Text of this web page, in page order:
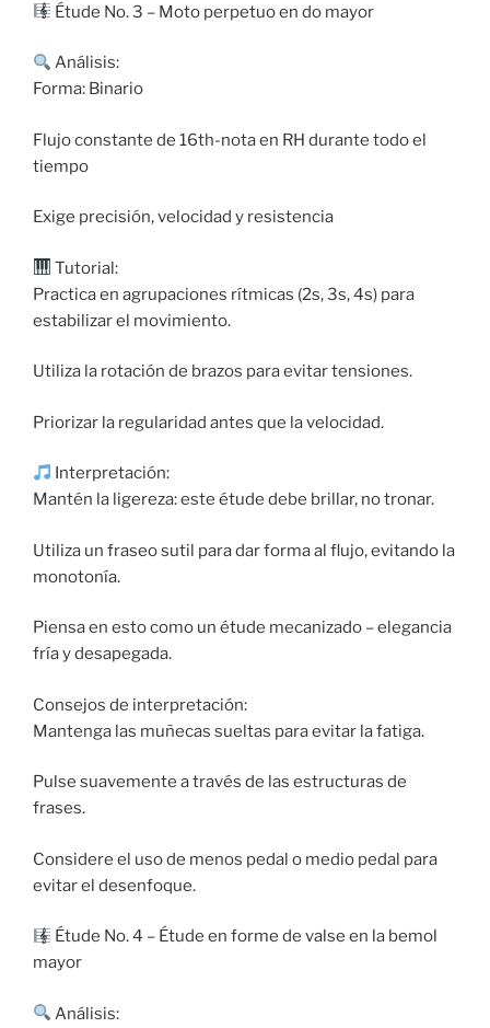
Étude No. 3 – Moto perpetuo en do mayor
Análisis:
Forma: Binario
Flujo constante de 16th-nota en RH durante todo el
tiempo
Exige precisión, velocidad y resistencia
Tutorial:
Practica en agrupaciones rítmicas (2s, 3s, 4s) para
estabilizar el movimiento.
Utiliza la rotación de brazos para evitar tensiones.
Priorizar la regularidad antes que la velocidad.
Interpretación:
Mantén la ligereza: este étude debe brillar, no tronar.
Utiliza un fraseo sutil para dar forma al flujo, evitando la
monotonía.
Piensa en esto como un étude mecanizado – elegancia
fría y desapegada.
Consejos de interpretación:
Mantenga las muñecas sueltas para evitar la fatiga.
Pulse suavemente a través de las estructuras de
frases.
Considere el uso de menos pedal o medio pedal para
evitar el desenfoque.
Étude No. 4 – Étude en forme de valse en la bemol
mayor
Análisis: